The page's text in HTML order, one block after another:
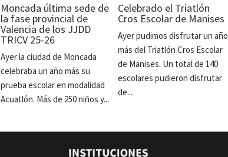
Moncada última sede de
la fase provincial de
Valencia de los JJDD
TRICV 25-26
Ayer la ciudad de Moncada
celebraba un año más su
prueba escolar en modalidad
Acuatlón. Más de 250 niños y...
Celebrado el Triatlón
Cros Escolar de Manises
Ayer pudimos disfrutar un año
más del Triatlón Cros Escolar
de Manises. Un total de 140
escolares pudieron disfrutar
de...